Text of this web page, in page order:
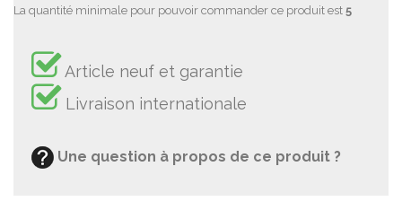
La quantité minimale pour pouvoir commander ce produit est 5
Article neuf et garantie
Livraison internationale
Une question à propos de ce produit ?